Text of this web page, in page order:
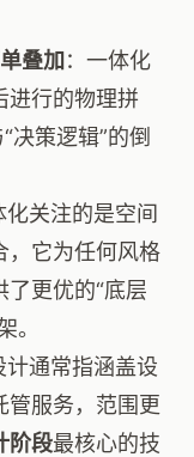
叠加 ：一体化
进行的物理拼
决策逻辑”的倒
化关注的是空间
，它为任何风格
了更优的“底层
。
计通常指涵盖设
管服务，范围更
阶段最核心的技